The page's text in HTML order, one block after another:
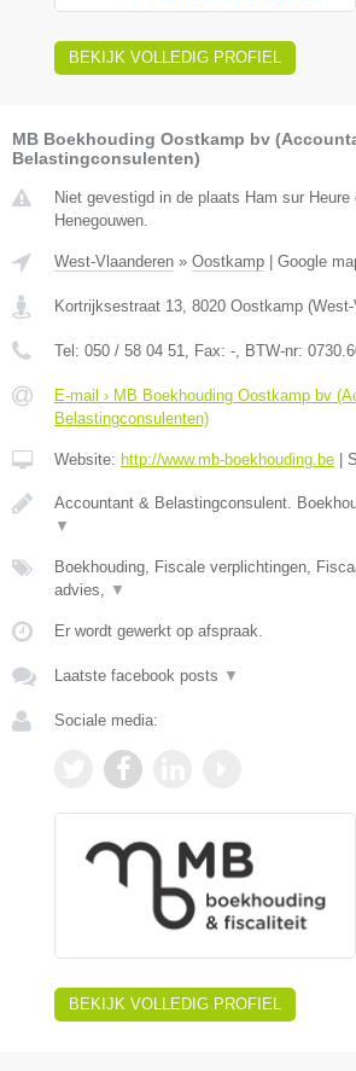
BEKIJK VOLLEDIG PROFIEL
MB Boekhouding Oostkamp bv
Belastingconsulenten)
Niet gevestigd in de plaats Ham sur
Henegouwen.
West-Vlaanderen » Oostkamp Google
Kortrijksestraat 13 8020 Oostkamp (
Tel: 050 / 58 04 51 , Fax: - , BTW-nr:
E-mail › MB Boekhouding Oostkamp bv
Belastingconsulenten)
Website: http://www.mb-boekhouding.be
Accountant & Belastingconsulent.
▼
Boekhouding, Fiscale verplichtingen,
advies,
▼
Er wordt gewerkt op afspraak.
Laatste facebook posts ▼
Sociale media:
BEKIJK VOLLEDIG PROFIEL